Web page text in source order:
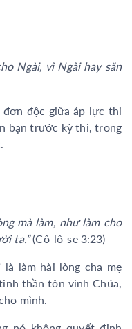
Ngài, vì Ngài hay săn
đơn độc giữa áp lực thi
bạn trước kỳ thi, trong
mà làm, như làm cho
ta.”(Cô-lô-se 3:23)
làm hài lòng cha mẹ
thần tôn vinh Chúa,
mình.